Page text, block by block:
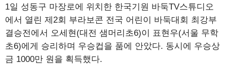
1일 성동구 마장로에 위치한 한국기원 바둑TV스튜디오
에서 열린 제2회 부라보콘 전국 어린이 바둑대회 최강부
결승전에서 오세현(대전 샘머리초6)이 표현우(서울 무학
초6)에게 승리하며 우승컵을 품에 안았다. 동시에 우승상
금 1000만 원을 획득했다.